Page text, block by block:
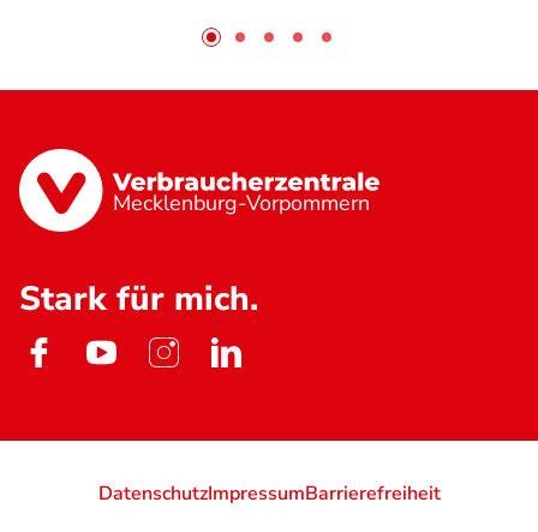
Mecklenburg-Vorpommern
Stark für mich.
DatenschutzImpressumBarrierefreiheit